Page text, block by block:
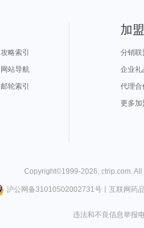
攻略索引
网站导航
邮轮索引
加
分销联
企业礼
代理合
更多加
Copyright©1999-2026 ctrip.com .
沪公网备31010502002731号丨 互联网药
违法和不良信息举报